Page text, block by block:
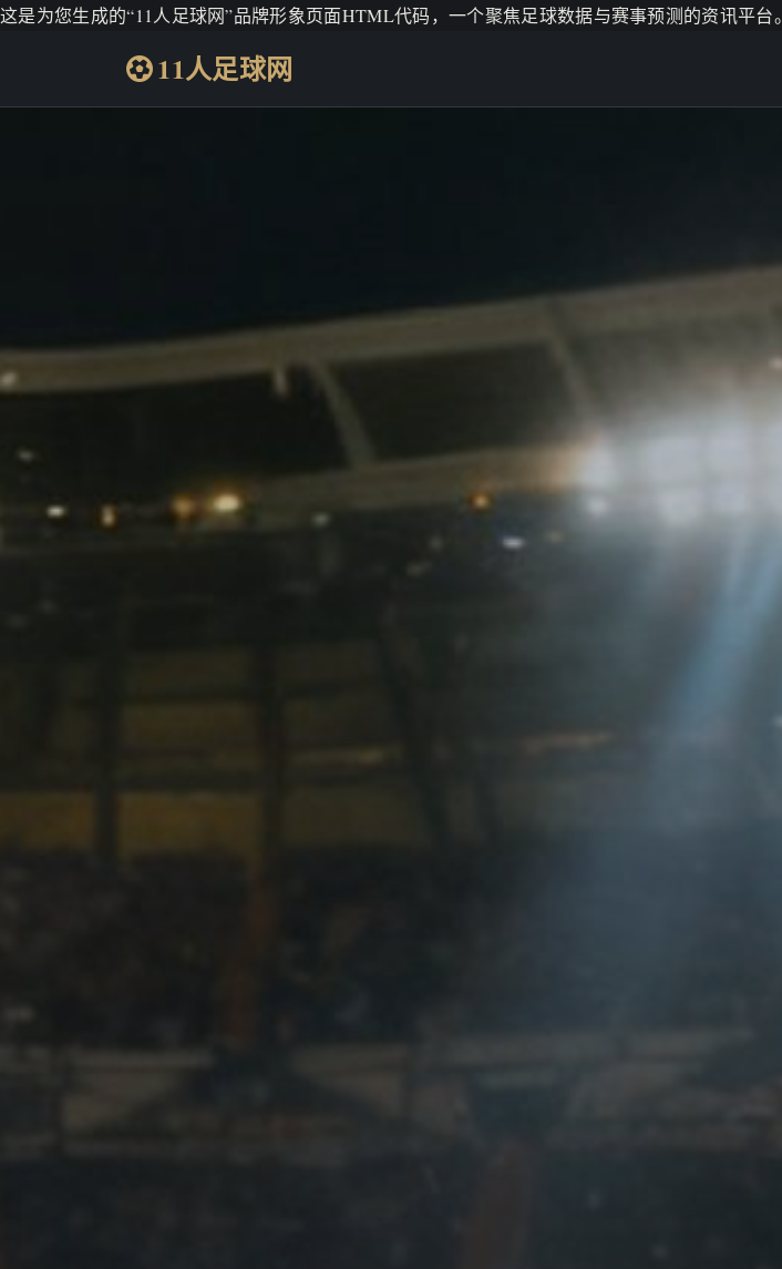
这是为您生成的“11人足球网”品牌形象页面HTML代码，一个聚焦足球数据与赛事预测的资讯平台。
11人足球网